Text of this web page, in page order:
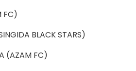
FC)
BLACK STARS)
(AZAM FC)